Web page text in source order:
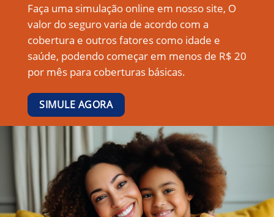
Faça uma simulação online em nosso site, O
valor do seguro varia de acordo com a
cobertura e outros fatores como idade e
saúde, podendo começar em menos de R$ 20
por mês para coberturas básicas.
SIMULE AGORA